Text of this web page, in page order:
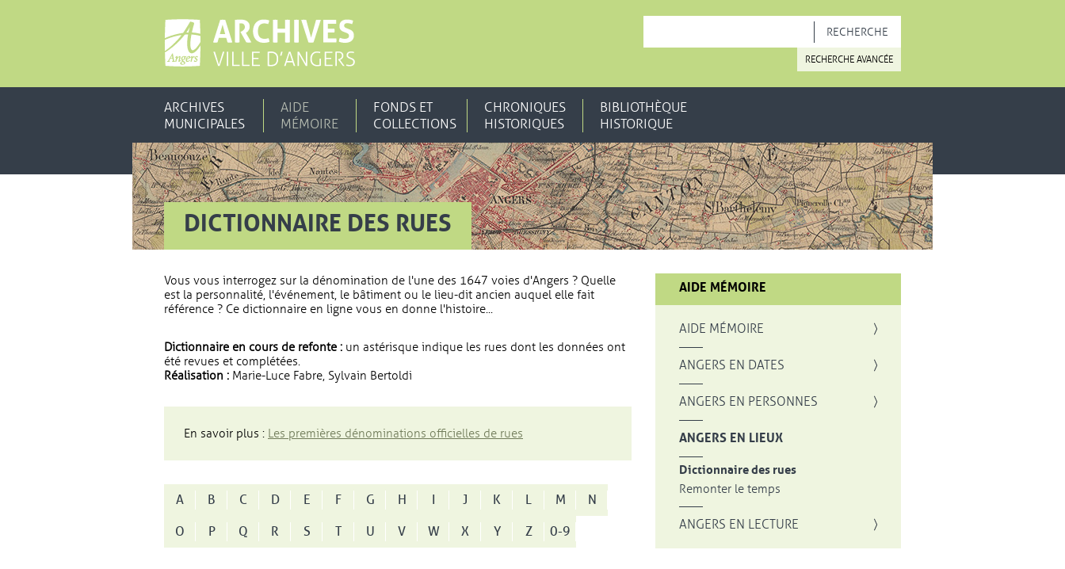
RECHERCHE AVANCÉE
ARCHIVES
MUNICIPALES
AIDE
MÉMOIRE
FONDS ET
COLLECTIONS
CHRONIQUES
HISTORIQUES
BIBLIOTHÈQUE
HISTORIQUE
DICTIONNAIRE DES RUES
Vous vous interrogez sur la dénomination de l'une des 1647 voies d'Angers ? Quelle
est la personnalité, l'événement, le bâtiment ou le lieu-dit ancien auquel elle fait
référence ? Ce dictionnaire en ligne vous en donne l'histoire...
Dictionnaire en cours de refonte : un astérisque indique les rues dont les données ont
été revues et complétées.
Réalisation : Marie-Luce Fabre, Sylvain Bertoldi
En savoir plus : Les premières dénominations officielles de rues
A B C D E F G H I J K L M
N
O
P Q R S T U V W X Y Z 0-9
AIDE MÉMOIRE
AIDE MÉMOIRE
ANGERS EN DATES
ANGERS EN PERSONNES
ANGERS EN LIEUX
Dictionnaire des rues
Remonter le temps
ANGERS EN LECTURE